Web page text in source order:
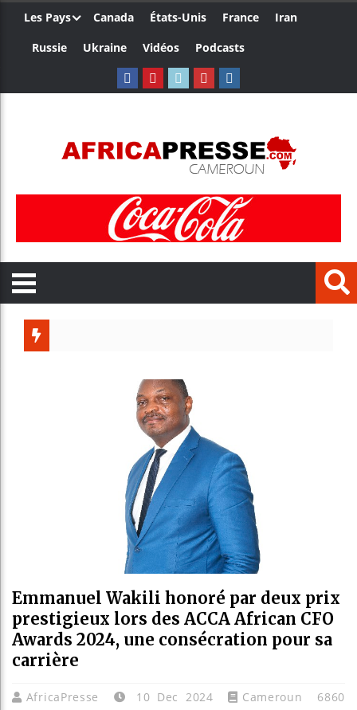
Les Pays Canada États-Unis France
Iran
Russie
Ukraine Vidéos Podcasts
Emmanuel Wakili honoré par deux prix
prestigieux lors des ACCA African CFO
Awards 2024, une consécration pour sa
carrière
AfricaPresse 10 Dec 2024 Cameroun
6860